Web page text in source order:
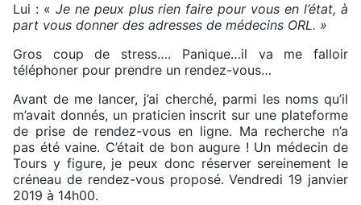
Lui : « Je ne peux plus rien faire pour vous en l’état, à
part vous donner des adresses de médecins ORL. »
Gros coup de stress…. Panique…il va me falloir
téléphoner pour prendre un rendez-vous…
Avant de me lancer, j’ai cherché, parmi les noms qu’il
m’avait donnés, un praticien inscrit sur une plateforme
de prise de rendez-vous en ligne. Ma recherche n’a
pas été vaine. C’était de bon augure ! Un médecin de
Tours y figure, je peux donc réserver sereinement le
créneau de rendez-vous proposé. Vendredi 19 janvier
2019 à 14h00.